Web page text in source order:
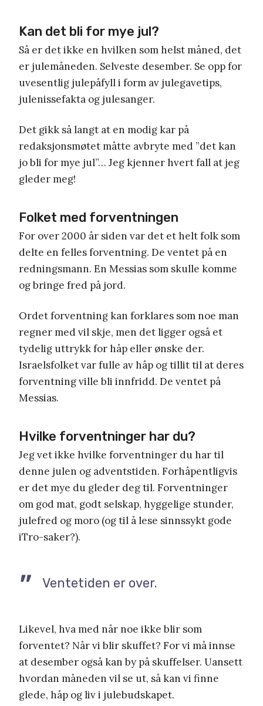
Kan det bli for mye jul?
Så er det ikke en hvilken som helst måned, det
er julemåneden. Selveste desember. Se opp for
uvesentlig julepåfyll i form av julegavetips,
julenissefakta og julesanger.
Det gikk så langt at en modig kar på
redaksjonsmøtet måtte avbryte med ”det kan
jo bli for mye jul”… Jeg kjenner hvert fall at jeg
gleder meg!
Folket med forventningen
For over 2000 år siden var det et helt folk som
delte en felles forventning. De ventet på en
redningsmann. En Messias som skulle komme
og bringe fred på jord.
Ordet forventning kan forklares som noe man
regner med vil skje, men det ligger også et
tydelig uttrykk for håp eller ønske der.
Israelsfolket var fulle av håp og tillit til at deres
forventning ville bli innfridd. De ventet på
Messias.
Hvilke forventninger har du?
Jeg vet ikke hvilke forventninger du har til
denne julen og adventstiden. Forhåpentligvis
er det mye du gleder deg til. Forventninger
om god mat, godt selskap, hyggelige stunder,
julefred og moro (og til å lese sinnssykt gode
iTro-saker?).
Ventetiden er over.
Likevel, hva med når noe ikke blir som
forventet? Når vi blir skuffet? For vi må innse
at desember også kan by på skuffelser. Uansett
hvordan måneden vil se ut, så kan vi finne
glede, håp og liv i julebudskapet.